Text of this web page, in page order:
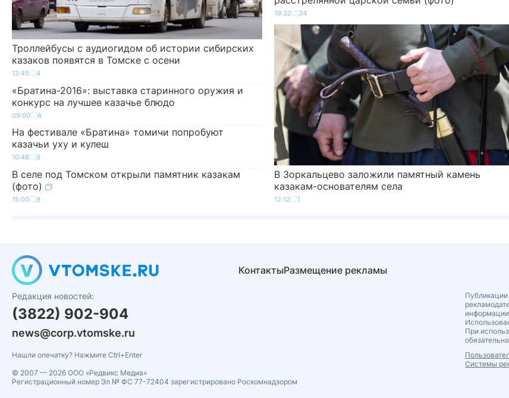
Троллейбусы с аудиогидом об истории сибирских
казаков появятся в Томске с осени
12:45 4
«Братина-2016»: выставка старинного оружия и
конкурс на лучшее казачье блюдо
09:00 6
На фестивале «Братина» томичи попробуют
казачьи уху и кулеш
10:48 9
В селе под Томском открыли памятник казакам
(фото)
15:00 9
19:32 34
В Зоркальцево заложили памятный камень
казакам-основателям села
12:12 1
Редакция новостей:
(3822) 902-904
news@corp.vtomske.ru
КонтактыРазмещение рекламы
При
Системы
Нашли опечатку? Нажмите Ctrl+Enter
© 2007 — 2026 ООО «Редвикс Медиа»
Регистрационный номер Эл № ФС 77-72404 зарегистрировано Роскомнадзором